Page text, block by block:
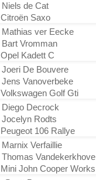
Niels de Cat
Citroën Saxo
Mathias ver Eecke
Bart Vromman
Opel Kadett C
Joeri De Bouvere
Jens Vanoverbeke
Volkswagen Golf Gti
Diego Decrock
Jocelyn Rodts
Peugeot 106 Rallye
Marnix Verfaillie
Thomas Vandekerkhove
Mini John Cooper Works